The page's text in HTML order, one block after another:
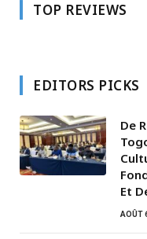
TOP REVIEWS
EDITORS PICKS
De
Et
AOÛT